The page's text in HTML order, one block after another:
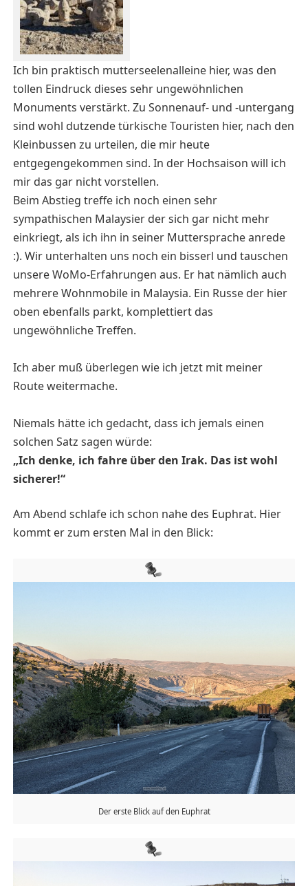
Ich bin praktisch mutterseelenalleine hier, was den
tollen Eindruck dieses sehr ungewöhnlichen
Monuments verstärkt. Zu Sonnenauf- und -untergang
sind wohl dutzende türkische Touristen hier, nach den
Kleinbussen zu urteilen, die mir heute
entgegengekommen sind. In der Hochsaison will ich
mir das gar nicht vorstellen.
Beim Abstieg treffe ich noch einen sehr
sympathischen Malaysier der sich gar nicht mehr
einkriegt, als ich ihn in seiner Muttersprache anrede
:). Wir unterhalten uns noch ein bisserl und tauschen
unsere WoMo-Erfahrungen aus. Er hat nämlich auch
mehrere Wohnmobile in Malaysia. Ein Russe der hier
oben ebenfalls parkt, komplettiert das
ungewöhnliche Treffen.
Ich aber muß überlegen wie ich jetzt mit meiner
Route weitermache.
Niemals hätte ich gedacht, dass ich jemals einen
solchen Satz sagen würde:
„Ich denke, ich fahre über den Irak. Das ist wohl
sicherer!“
Am Abend schlafe ich schon nahe des Euphrat. Hier
kommt er zum ersten Mal in den Blick:
Der erste Blick auf den Euphrat